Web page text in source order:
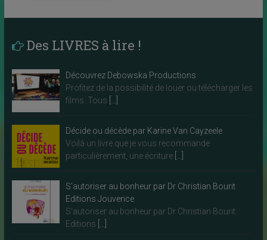
Des LIVRES à lire !
Découvrez Debowska Productions
Profitez de la possibilité de louer ou télécharger les
films. Tous
Décide ou décède par Karine Van Cayzeele
Voilà un livre que je vous recommande
particulièrement, une écriture
S’autoriser au bonheur par Dr Christian Bourit
Editions Jouvence
S’autoriser au bonheur par Dr Christian Bourit
Editions